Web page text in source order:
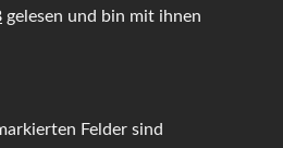
gelesen und bin mit ihnen
Felder sind